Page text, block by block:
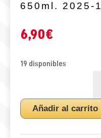
650ml. 2025-1
6,90€
19 disponibles
Añadir al carrito